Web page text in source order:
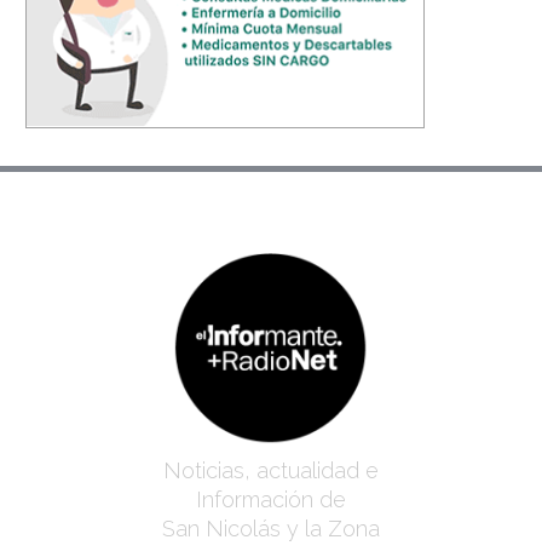
Noticias, actualidad e
Información de
San Nicolás y la Zona